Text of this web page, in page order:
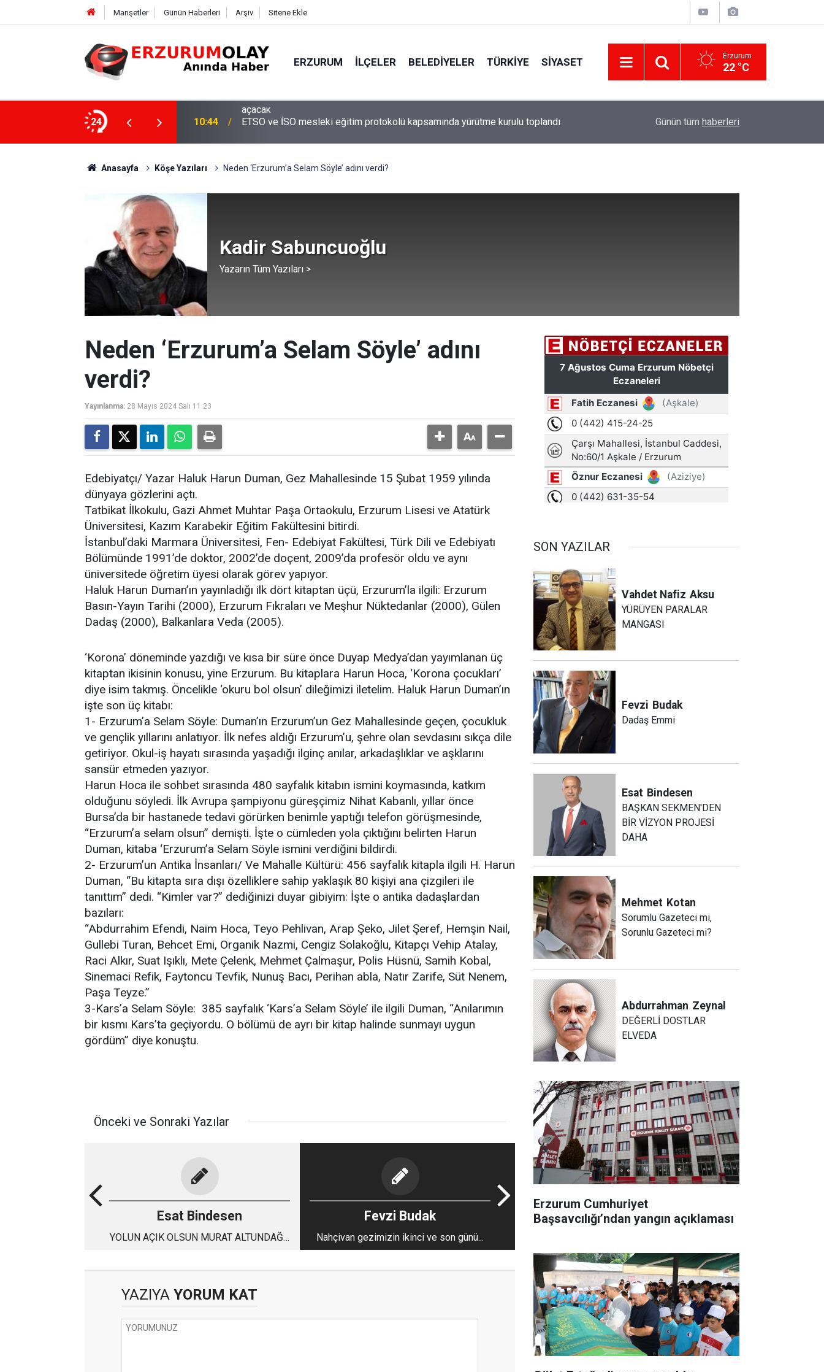
Manşetler Günün Haberleri Arşiv Sitene Ekle
ERZURUM İLÇELER BELEDIYELER TÜRKIYE SIYASET Erzurum
22 °C
24
maçıyla tam kapasiteyle kapılarını
10:44 ETSO ve İSO mesleki eğitim protokolü kapsamında yürütme kurulu toplandı Erzurum Adliyesi'nde yangın: 2 kişi dumandan
Günün tüm haberleri
Anasayfa Köşe Yazıları Neden ‘Erzurum’a Selam Söyle’ adını verdi?
Kadir Sabuncuoğlu
Yazarın Tüm Yazıları >
Neden ‘Erzurum’a Selam Söyle’ adını
verdi?
Yayınlanma: 28 Mayıs 2024 Salı 11:23
Edebiyatçı/ Yazar Haluk Harun Duman, Gez Mahallesinde 15 Şubat 1959 yılında
dünyaya gözlerini açtı.
Tatbikat İlkokulu, Gazi Ahmet Muhtar Paşa Ortaokulu, Erzurum Lisesi ve Atatürk
Üniversitesi, Kazım Karabekir Eğitim Fakültesini bitirdi.
İstanbul’daki Marmara Üniversitesi, Fen- Edebiyat Fakültesi, Türk Dili ve Edebiyatı
Bölümünde 1991’de doktor, 2002’de doçent, 2009’da profesör oldu ve aynı
üniversitede öğretim üyesi olarak görev yapıyor.
Haluk Harun Duman’ın yayınladığı ilk dört kitaptan üçü, Erzurum’la ilgili: Erzurum
Basın-Yayın Tarihi (2000), Erzurum Fıkraları ve Meşhur Nüktedanlar (2000), Gülen
Dadaş (2000), Balkanlara Veda (2005).
‘Korona’ döneminde yazdığı ve kısa bir süre önce Duyap Medya’dan yayımlanan üç
kitaptan ikisinin konusu, yine Erzurum. Bu kitaplara Harun Hoca, ‘Korona çocukları’
diye isim takmış. Öncelikle ‘okuru bol olsun’ dileğimizi iletelim. Haluk Harun Duman’ın
işte son üç kitabı:
1- Erzurum’a Selam Söyle: Duman’ın Erzurum’un Gez Mahallesinde geçen, çocukluk
ve gençlik yıllarını anlatıyor. İlk nefes aldığı Erzurum’u, şehre olan sevdasını sıkça dile
getiriyor. Okul-iş hayatı sırasında yaşadığı ilginç anılar, arkadaşlıklar ve aşklarını
sansür etmeden yazıyor.
Harun Hoca ile sohbet sırasında 480 sayfalık kitabın ismini koymasında, katkım
olduğunu söyledi. İlk Avrupa şampiyonu güreşçimiz Nihat Kabanlı, yıllar önce
Bursa’da bir hastanede tedavi görürken benimle yaptığı telefon görüşmesinde,
“Erzurum’a selam olsun” demişti. İşte o cümleden yola çıktığını belirten Harun
Duman, kitaba ‘Erzurum’a Selam Söyle ismini verdiğini bildirdi.
2- Erzurum’un Antika İnsanları/ Ve Mahalle Kültürü: 456 sayfalık kitapla ilgili H. Harun
Duman, “Bu kitapta sıra dışı özelliklere sahip yaklaşık 80 kişiyi ana çizgileri ile
tanıttım” dedi. “Kimler var?” dediğinizi duyar gibiyim: İşte o antika dadaşlardan
bazıları:
“Abdurrahim Efendi, Naim Hoca, Teyo Pehlivan, Arap Şeko, Jilet Şeref, Hemşin Nail,
Gullebi Turan, Behcet Emi, Organik Nazmi, Cengiz Solakoğlu, Kitapçı Vehip Atalay,
Raci Alkır, Suat Işıklı, Mete Çelenk, Mehmet Çalmaşur, Polis Hüsnü, Samih Kobal,
Sinemaci Refik, Faytoncu Tevfik, Nunuş Bacı, Perihan abla, Natır Zarife, Süt Nenem,
Paşa Teyze.”
3-Kars’a Selam Söyle: 385 sayfalık ‘Kars’a Selam Söyle’ ile ilgili Duman, “Anılarımın
bir kısmı Kars’ta geçiyordu. O bölümü de ayrı bir kitap halinde sunmayı uygun
gördüm” diye konuştu.
Önceki ve Sonraki Yazılar
Esat Bindesen
YOLUN AÇIK OLSUN MURAT ALTUNDAĞ…
Fevzi Budak
Nahçivan gezimizin ikinci ve son günü...
YAZIYA YORUM KAT
SON YAZILAR
Vahdet Nafiz Aksu
YÜRÜYEN PARALAR
MANGASI
Fevzi Budak
Dadaş Emmi
Esat Bindesen
BAŞKAN SEKMEN'DEN
BİR VİZYON PROJESİ
DAHA
Mehmet Kotan
Sorumlu Gazeteci mi,
Sorunlu Gazeteci mi?
Abdurrahman Zeynal
DEĞERLİ DOSTLAR
ELVEDA
Erzurum Cumhuriyet
Başsavcılığı’ndan yangın açıklaması